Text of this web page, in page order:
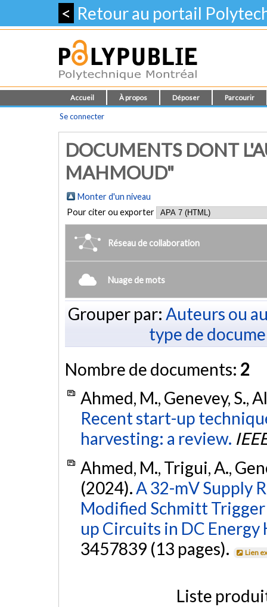
< Retour au portail
Accueil À propos Déposer Parcourir
Se connecter
DOCUMENTS DONT
MAHMOUD"
Monter d'un niveau
Pour citer ou exporter
Réseau de collaboration
Nuage de mots
Grouper par: Auteurs ou
type de
Nombre de documents: 2
Ahmed, M., Genevey, S.,
Recent start-up
harvesting: a review.
Ahmed, M., Trigui, A.,
(2024).A 32-mV Supply
Modified Schmitt
up Circuits in DC Energy
3457839 (13 pages).
Lien
Liste